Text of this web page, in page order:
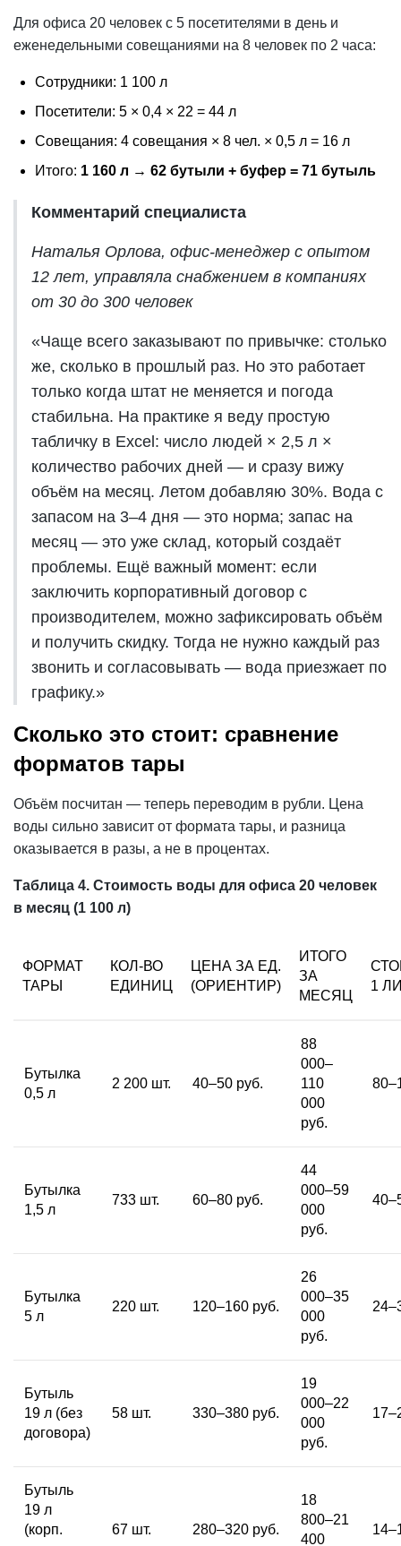
Для офиса 20 человек с 5 посетителями в день и
еженедельными совещаниями на 8 человек по 2 часа:
Сотрудники: 1 100 л
Посетители: 5 × 0,4 × 22 = 44 л
Совещания: 4 совещания × 8 чел. × 0,5 л = 16 л
Итого: 1 160 л → 62 бутыли + буфер = 71 бутыль
Комментарий специалиста
Наталья Орлова, офис-менеджер с опытом
12 лет, управляла снабжением в компаниях
от 30 до 300 человек
«Чаще всего заказывают по привычке: столько
же, сколько в прошлый раз. Но это работает
только когда штат не меняется и погода
стабильна. На практике я веду простую
табличку в Excel: число людей × 2,5 л ×
количество рабочих дней — и сразу вижу
объём на месяц. Летом добавляю 30%. Вода с
запасом на 3–4 дня — это норма; запас на
месяц — это уже склад, который создаёт
проблемы. Ещё важный момент: если
заключить корпоративный договор с
производителем, можно зафиксировать объём
и получить скидку. Тогда не нужно каждый раз
звонить и согласовывать — вода приезжает по
графику.»
Сколько это стоит: сравнение
форматов тары
Объём посчитан — теперь переводим в рубли. Цена
воды сильно зависит от формата тары, и разница
оказывается в разы, а не в процентах.
Таблица 4. Стоимость воды для офиса 20 человек
в месяц (1 100 л)
ФОРМАТ
ТАРЫ
КОЛ-ВО
ЕДИНИЦ
ЦЕНА ЗА ЕД.
(ОРИЕНТИР)
ИТОГО
ЗА
МЕСЯЦ
1
Бутылка
0,5 л
2 200 шт. 40–50 руб.
88
000–
110
000
руб.
Бутылка
1,5 л
733 шт. 60–80 руб.
44
000–59
000
руб.
Бутылка
5 л
220 шт. 120–160 руб.
26
000–35
000
руб.
Бутыль
19 л (без
договора)
58 шт. 330–380 руб.
19
000–22
000
руб.
Бутыль
19 л
(корп.
67 шт. 280–320 руб.
18
800–21
400